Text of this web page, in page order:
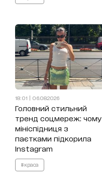
18:01 | 06.08.2026
Головний стильний
тренд соцмереж: чому
мініспідниця з
паєтками підкорила
Instagram
#краса